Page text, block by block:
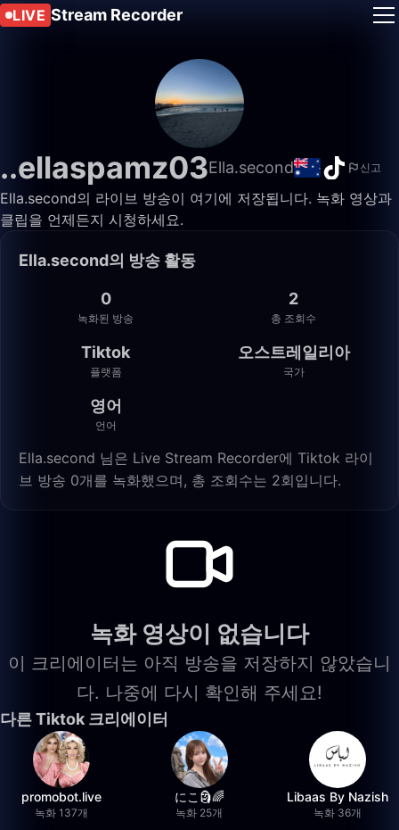
LIVE Stream Recorder
..ellaspamz03Ella.second 신고
Ella.second의 라이브 방송이 여기에 저장됩니다. 녹화 영상과
클립을 언제든지 시청하세요.
Ella.second의 방송 활동
0
녹화된 방송
2
총 조회수
Tiktok
플랫폼
오스트레일리아
국가
영어
언어
Ella.second 님은 Live Stream Recorder에 Tiktok 라이
브 방송 0개를 녹화했으며, 총 조회수는 2회입니다.
녹화 영상이 없습니다
이 크리에이터는 아직 방송을 저장하지 않았습니
다. 나중에 다시 확인해 주세요!
다른 Tiktok 크리에이터
promobot.live
녹화 137개
にこ🗿🌈
녹화 25개
Libaas By Nazish
녹화 36개